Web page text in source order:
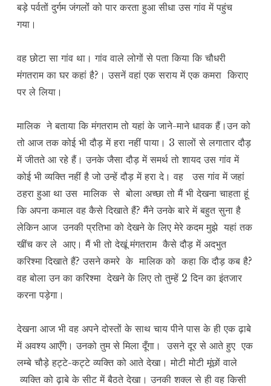
बड़े पर्वतों दुर्गम जंगलोंं को पार करता हुआ सीधा उस गांव में पहुंच
गया।
वह छोटा सा गांव था। गांव वाले लोगों से पता किया कि चौधरी
मंगतराम का घर कहां है?। उसनें वहां एक सराय में एक कमरा किराए
पर ले लिया।
मालिक ने बताया कि मंगतराम तो यहां के जाने-माने धावक हैं।उन को
तो आज तक कोई भी दौड़ में हरा नहीं पाया। 3 सालों से लगातार दौड़
में जीतते आ रहे हैं। उनके जैसा दौड़ में समर्थ तो शायद उस गांव में
कोई भी व्यक्ति नहीं है जो उन्हें दौड़ में हरा दे। वह उस गांव में जहां
ठहरा हुआ था उस मालिक से बोला अच्छा तो मैं भी देखना चाहता हूं
कि अपना कमाल वह कैसे दिखाते हैं? मैंने उनके बारे में बहुत सुना है
लेकिन आज उनकी प्रतिभा को देखने के लिए मेरे कदम मुझे यहां तक
खींच कर ले आए। मैं भी तो देखूं मंगतराम कैसे दौड़ में अदभुत
करिश्मा दिखाते हैं? उसने कमरे के मालिक को कहा कि दौड़ कब है?
वह बोला उन का करिश्मा देखने के लिए तो तुम्हें 2 दिन का इंतजार
करना पड़ेगा।
देखना आज भी वह अपने दोस्तों के साथ चाय पीने पास के ही एक ढ़ाबे
में अवश्य आएँगे। उनको तुम से मिला दूँगा। उसने दूर से आते हुए एक
लम्बे चौड़े हट्टे-कट्टे व्यक्ति को आते देखा। मोटी मोटी मूंछों वाले
व्यक्ति को ढ़ाबे के सीट में बैठते देखा। उनकी शक्ल से ही वह किसी